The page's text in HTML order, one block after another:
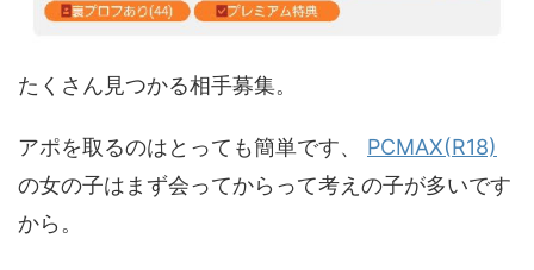
たくさん見つかる相手募集。
アポを取るのはとっても簡単です、 PCMAX(R18)
の女の子はまず会ってからって考えの子が多いです
から。